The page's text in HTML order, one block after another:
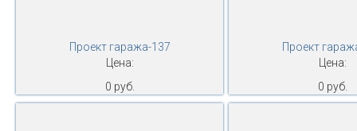
Проект гаража-137
Цена:
0 руб.
Проект
Цена:
0 руб.